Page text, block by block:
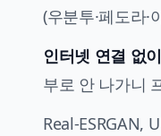
(우분투·페도라·
인터넷 연결 없
부로 안 나가니
Real-ESRGAN,